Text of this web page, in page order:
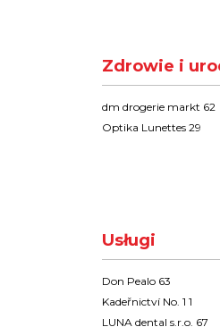
Zdrowie i
dm drogerie markt 62
Optika Lunettes 29
Usługi
Don Pealo 63
Kadeřnictví No. 1 1
LUNA dental s.r.o. 67